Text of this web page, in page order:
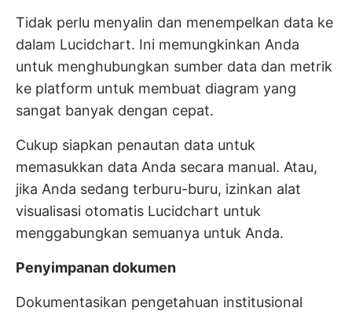
Tidak perlu menyalin dan menempelkan data ke
dalam Lucidchart. Ini memungkinkan Anda
untuk menghubungkan sumber data dan metrik
ke platform untuk membuat diagram yang
sangat banyak dengan cepat.
Cukup siapkan penautan data untuk
memasukkan data Anda secara manual. Atau,
jika Anda sedang terburu-buru, izinkan alat
visualisasi otomatis Lucidchart untuk
menggabungkan semuanya untuk Anda.
Penyimpanan dokumen
Dokumentasikan pengetahuan institusional